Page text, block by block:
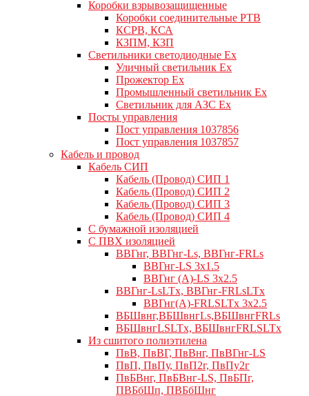
Коробки взрывозащищенные
Коробки соединительные РТВ
КСРВ, КСА
КЗПМ, КЗП
Светильники светодиодные Ex
Уличный светильник Ex
Прожектор Ex
Промышленный светильник Ex
Светильник для АЗС Ex
Посты управления
Пост управления 1037856
Пост управления 1037857
Кабель и провод
Кабель СИП
Кабель (Провод) СИП 1
Кабель (Провод) СИП 2
Кабель (Провод) СИП 3
Кабель (Провод) СИП 4
С бумажной изоляцией
С ПВХ изоляцией
ВВГнг, ВВГнг-Ls, ВВГнг-FRLs
ВВГнг-LS 3х1.5
ВВГнг (А)-LS 3х2.5
ВВГнг-LsLTx, ВВГнг-FRLsLTx
ВВГнг(А)-FRLSLTx 3х2.5
ВБШвнг,ВБШвнгLs,ВБШвнгFRLs
ВБШвнгLSLTx, ВБШвнгFRLSLTx
Из сшитого полиэтилена
ПвВ, ПвВГ, ПвВнг, ПвВГнг-LS
ПвП, ПвПу, ПвП2г, ПвПу2г
ПвБВнг, ПвБВнг-LS, ПвБПг,
ПВБбШп, ПВБбШнг